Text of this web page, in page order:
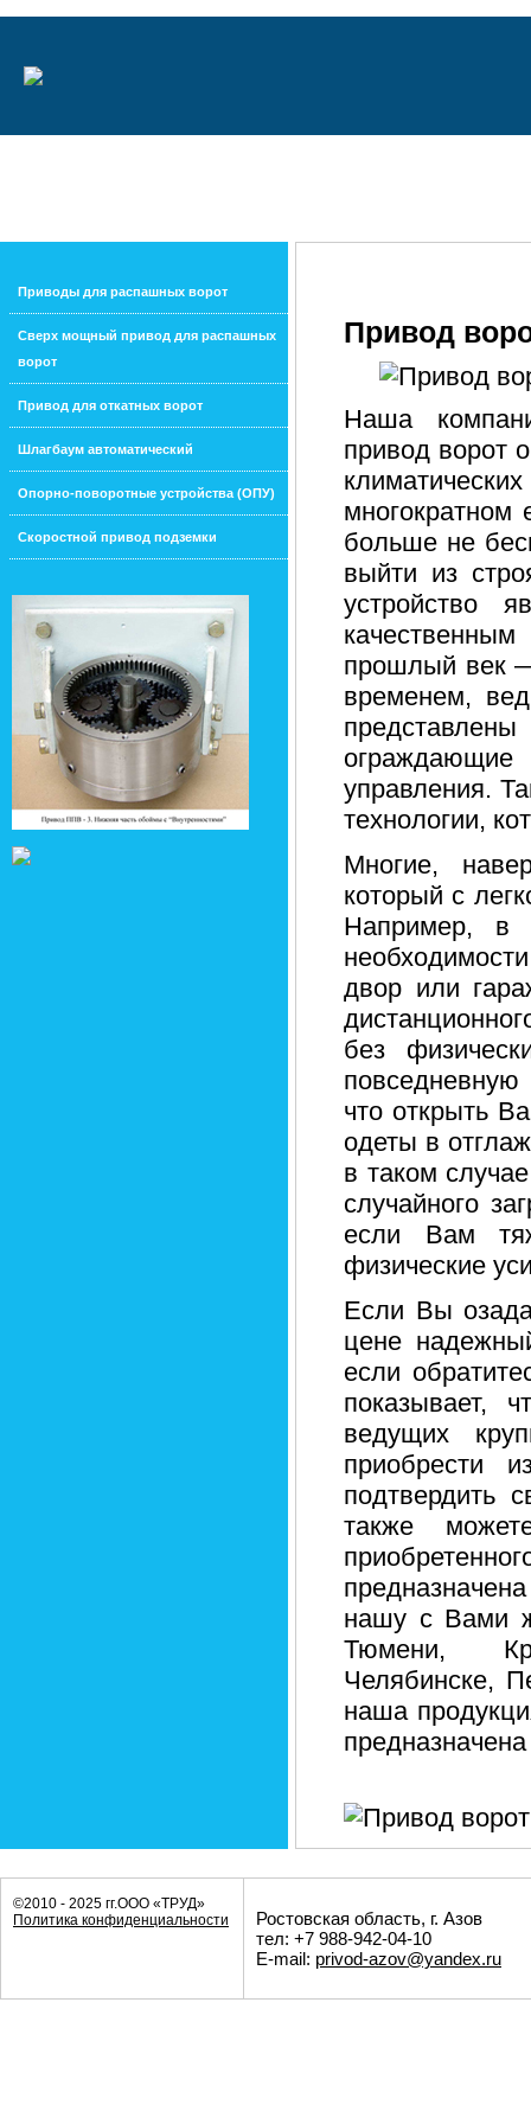
Приводы для распашных ворот
Cверх мощный привод для распашных
ворот
Привод для откатных ворот
Шлагбаум автоматический
Опорно-поворотные устройства (ОПУ)
Скоростной привод подземки
Привод
Наша
привод ворот
многократном
больше не
выйти из
устройство
прошлый век
временем,
ограждающие
управления.
технологии,
Многие,
который с
Например, в
двор или
без
повседневную
что открыть
одеты в
в таком
случайного
если Вам
физические
Если Вы
цене
если
показывает,
ведущих
приобрести
подтвердить
также
нашу с Вами
Тюмени,
Челябинске,
наша
©2010 - 2025 гг.ООО «ТРУД»
Политика конфиденциальности
Ростовская область, г. Азов
тел: +7 988-942-04-10
E-mail: privod-azov@yandex.ru